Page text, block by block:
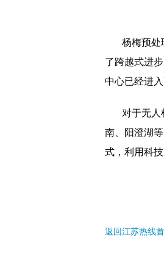
杨梅预处
了跨越式进
中心已经进
对于无人
南、阳澄湖
式，利用科
返回江苏热线